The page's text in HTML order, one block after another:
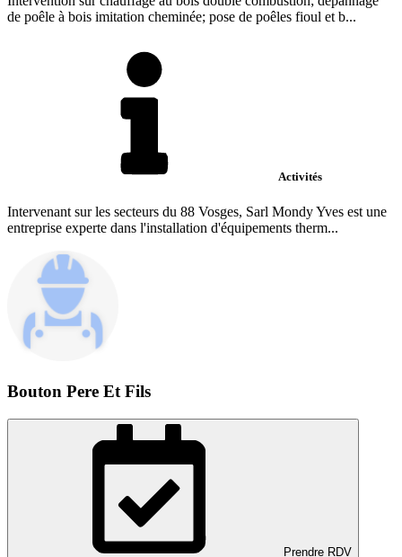
de poêle à bois imitation cheminée; pose de poêles fioul et b...
Activités
Intervenant sur les secteurs du 88 Vosges, Sarl Mondy Yves est une
entreprise experte dans l'installation d'équipements therm...
Bouton Pere Et Fils
Prendre RDV